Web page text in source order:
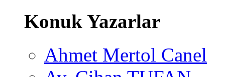
Konuk Yazarlar
Ahmet Mertol Canel